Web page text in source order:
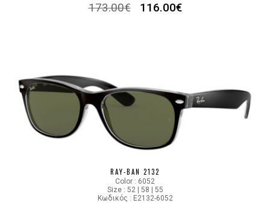
173.00€ 116.00€
RAY-BAN 2132
Color : 6052
Size : 52 | 58 | 55
Κωδικός : E2132-6052